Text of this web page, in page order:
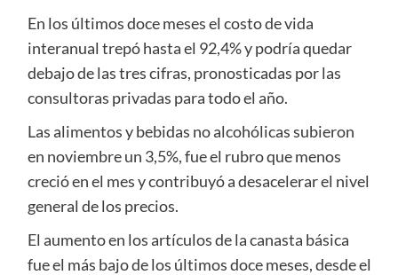
En los últimos doce meses el costo de vida
interanual trepó hasta el 92,4% y podría quedar
debajo de las tres cifras, pronosticadas por las
consultoras privadas para todo el año.
Las alimentos y bebidas no alcohólicas subieron
en noviembre un 3,5%, fue el rubro que menos
creció en el mes y contribuyó a desacelerar el nivel
general de los precios.
El aumento en los artículos de la canasta básica
fue el más bajo de los últimos doce meses, desde el